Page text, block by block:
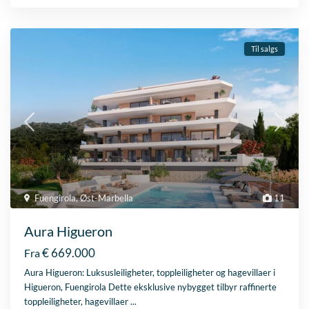
11
Fuengirola,Øst-Marbella
Til salgs
Aura Higueron
Fra€ 669.000
Aura Higueron: Luksusleiligheter, toppleiligheter og hagevillaer i
Higueron, Fuengirola Dette eksklusive nybygget tilbyr raffinerte
toppleiligheter, hagevillaer...